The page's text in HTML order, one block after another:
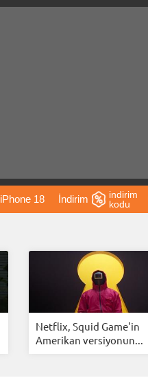
iPhone 18 İndirim
Önerileri
indirim
kodu
Netflix, Squid Game'in
Amerikan versiyonun...